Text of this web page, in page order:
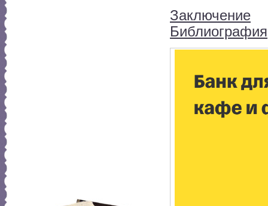
Заключение
Библиография